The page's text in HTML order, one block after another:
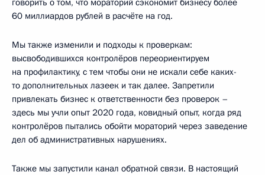
60 миллиардов рублей в расчёте на год.
Мы также изменили и подходы к проверкам:
высвободившихся контролёров переориентируем
на профилактику, с тем чтобы они не искали себе каких-
то дополнительных лазеек и так далее. Запретили
привлекать бизнес к ответственности без проверок –
здесь мы учли опыт 2020 года, ковидный опыт, когда ряд
контролёров пытались обойти мораторий через заведение
дел об административных нарушениях.
Также мы запустили канал обратной связи. В настоящий